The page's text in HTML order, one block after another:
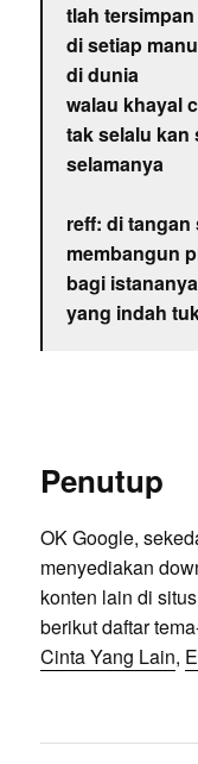
tlah
di setiap
di dunia
walau khayal
tak selalu kan
selamanya
reff: di
membangun
bagi istananya
yang indah
Penutup
OK Google,
menyediakan
konten lain di
berikut daftar
Cinta Yang Lain,